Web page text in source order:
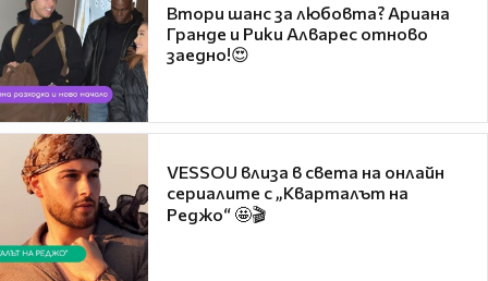
Втори шанс за любовта? Ариана
Гранде и Рики Алварес отново
заедно!😍
VESSOU влиза в света на онлайн
сериалите с „Кварталът на
Реджо“ 🤩🎬